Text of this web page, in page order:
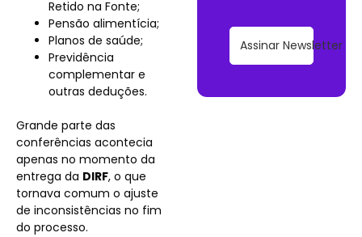
Retido na Fonte;
Pensão alimentícia;
Planos de saúde;
Previdência
complementar e
outras deduções.
Grande parte das
conferências acontecia
apenas no momento da
entrega da DIRF, o que
tornava comum o ajuste
de inconsistências no fim
do processo.
Assinar Newsletter